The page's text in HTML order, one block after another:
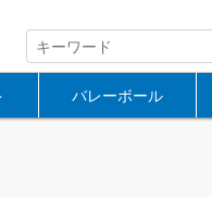
バレーボール